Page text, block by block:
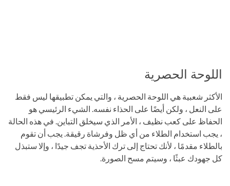
اللوحة الحصرية
الأكثر شعبية هي اللوحة الحصرية ، والتي يمكن تطبيقها ليس فقط
على النعل ، ولكن أيضًا على الحذاء نفسه. الشيء الرئيسي هو
الحفاظ على كعب نظيف ، الأمر الذي سيخلق التباين. في هذه الحالة
، يجب استخدام الطلاء من أي ظل وفرشاة رقيقة. يجب أن تقوم
بالطلاء مقدمًا ، لأنك تحتاج إلى ترك الأحذية تجف جيدًا ، وإلا ستبذل
كل جهودك عبثًا ، وسيتم مسح الصورة.